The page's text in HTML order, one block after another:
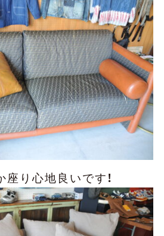
り心地良いです！